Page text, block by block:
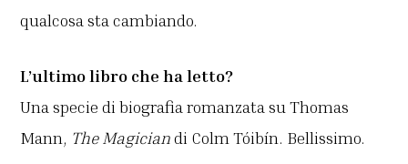
qualcosa sta cambiando.
L’ultimo libro che ha letto?
Una specie di biografia romanzata su Thomas
Mann, The Magiciandi Colm Tóibín. Bellissimo.